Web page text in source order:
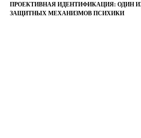
ПРОЕКТИВНАЯ ИДЕНТИФИКАЦИЯ: ОДИН
ЗАЩИТНЫХ МЕХАНИЗМОВ ПСИХИКИ